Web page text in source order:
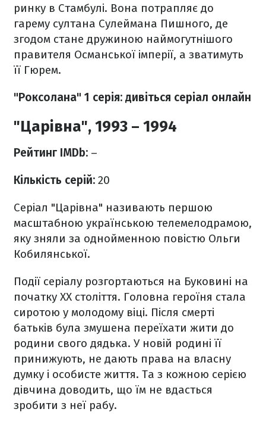
ринку в Стамбулі. Вона потрапляє до
гарему султана Сулеймана Пишного, де
згодом стане дружиною наймогутнішого
правителя Османської імперії, а зватимуть
її Гюрем.
"Роксолана" 1 серія: дивіться серіал онлайн
"Царівна", 1993 – 1994
Рейтинг IMDb: –
Кількість серій: 20
Серіал "Царівна" називають першою
масштабною українською телемелодрамою,
яку зняли за однойменною повістю Ольги
Кобилянської.
Події серіалу розгортаються на Буковині на
початку XX століття. Головна героїня стала
сиротою у молодому віці. Після смерті
батьків була змушена переїхати жити до
родини свого дядька. У новій родині її
принижують, не дають права на власну
думку і особисте життя. Та з кожною серією
дівчина доводить, що їм не вдасться
зробити з неї рабу.